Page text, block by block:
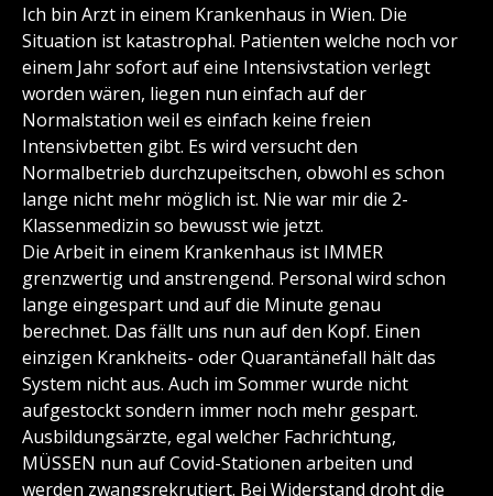
Ich bin Arzt in einem Krankenhaus in Wien. Die
Situation ist katastrophal. Patienten welche noch vor
einem Jahr sofort auf eine Intensivstation verlegt
worden wären, liegen nun einfach auf der
Normalstation weil es einfach keine freien
Intensivbetten gibt. Es wird versucht den
Normalbetrieb durchzupeitschen, obwohl es schon
lange nicht mehr möglich ist. Nie war mir die 2-
Klassenmedizin so bewusst wie jetzt.
Die Arbeit in einem Krankenhaus ist IMMER
grenzwertig und anstrengend. Personal wird schon
lange eingespart und auf die Minute genau
berechnet. Das fällt uns nun auf den Kopf. Einen
einzigen Krankheits- oder Quarantänefall hält das
System nicht aus. Auch im Sommer wurde nicht
aufgestockt sondern immer noch mehr gespart.
Ausbildungsärzte, egal welcher Fachrichtung,
MÜSSEN nun auf Covid-Stationen arbeiten und
werden zwangsrekrutiert. Bei Widerstand droht die